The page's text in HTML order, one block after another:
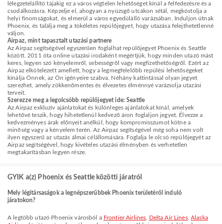
lélegzetelállító tájakig ez a város végtelen lehetőséget kínál a felfedezésre és a
csodálkozásra. Képzelje el, ahogyan a nyüzsgő utcákon sétál, megkóstolja a
helyi finomságokat, és elmerül a város egyedülálló varázsában. Induljon útnak
Phoenix, és találja meg a tökéletes repülőjegyet, hogy utazása felejthetetlenné
váljon.
Airpaz, mint tapasztalt utazási partnere
Az Airpaz segítségével egyszerűen foglalhat repülőjegyet Phoenix és Seattle
között. 2011 óta online utazási irodaként megértjük, hogy minden utazó mást
keres, legyen szó kényelemről, sebességről vagy megfizethetőségről. Ezért az
Airpaz elkötelezett amellett, hogy a legmegfelelőbb repülési lehetőségeket
kínálja Önnek, az Ön igényeire szabva. Néhány kattintással olyan jegyet
szerezhet, amely zökkenőmentes és élvezetes élménnyé varázsolja utazási
terveit.
Szerezze meg a legolcsóbb repülőjegyet ide: Seattle
Az Airpaz exkluzív ajánlatokat és különleges ajánlatokat kínál, amelyek
lehetővé teszik, hogy hihetetlenül kedvező áron foglaljon jegyet. Élvezze a
kedvezményes árak előnyeit anélkül, hogy kompromisszumot kötne a
minőség vagy a kényelem terén. Az Airpaz segítségével még soha nem volt
ilyen egyszerű az utazás álmai célállomására. Foglalja le olcsó repülőjegyét az
Airpaz segítségével, hogy kivételes utazási élményben és verhetetlen
megtakarításban legyen része.
GYIK a(z) Phoenix és Seattle közötti járatról
Mely légitársaságok a legnépszerűbbek Phoenix területéről induló
járatokon?
A legtöbb utazó Phoenix városból a Frontier Airlines Delta Air Lines, Alaska